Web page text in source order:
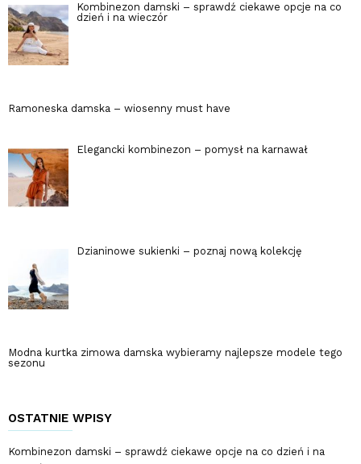
Kombinezon damski – sprawdź ciekawe opcje na co
dzień i na wieczór
Ramoneska damska – wiosenny must have
Elegancki kombinezon – pomysł na karnawał
Dzianinowe sukienki – poznaj nową kolekcję
Modna kurtka zimowa damska wybieramy najlepsze modele tego
sezonu
OSTATNIE WPISY
Kombinezon damski – sprawdź ciekawe opcje na co dzień i na